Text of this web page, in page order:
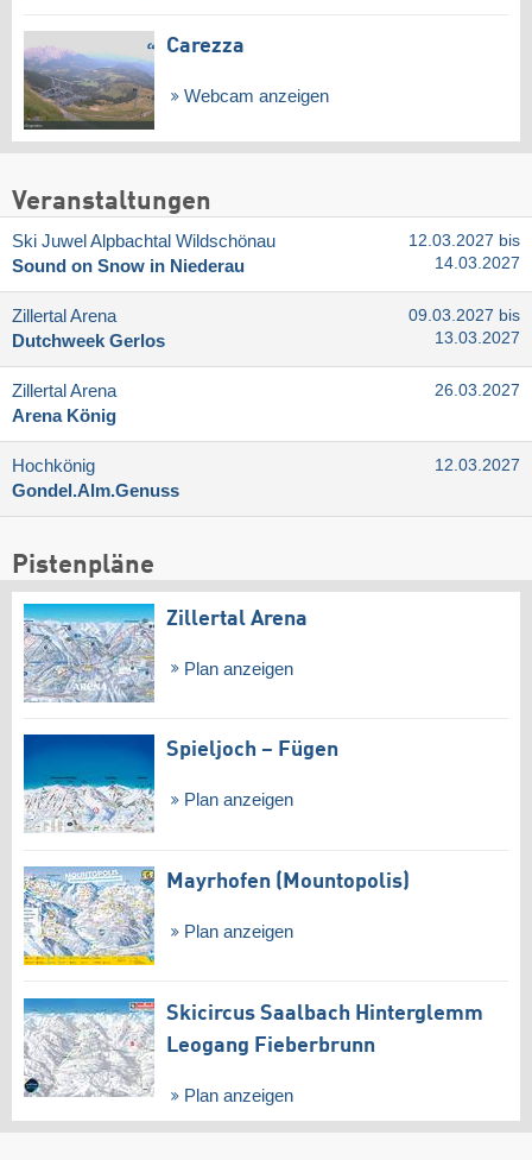
Carezza
Webcam anzeigen
Veranstaltungen
Ski Juwel Alpbachtal Wildschönau
Sound on Snow in Niederau
12.03.2027 bis
14.03.2027
Zillertal Arena
Dutchweek Gerlos
09.03.2027 bis
13.03.2027
Zillertal Arena
Arena König
26.03.2027
Hochkönig
Gondel.Alm.Genuss
12.03.2027
Pistenpläne
Zillertal Arena
Plan anzeigen
Spieljoch – Fügen
Plan anzeigen
Mayrhofen (Mountopolis)
Plan anzeigen
Skicircus Saalbach Hinterglemm
Leogang Fieberbrunn
Plan anzeigen